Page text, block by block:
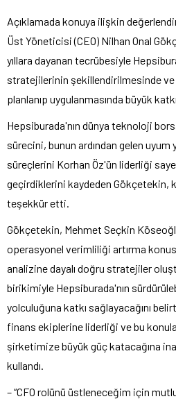
Açıklamada konuya ilişkin
Üst Yöneticisi (CEO) Nilhan Onal
yıllara dayanan tecrübesiyle
stratejilerinin şekillendirilmesinde ve
planlanıp uygulanmasında büyük
Hepsiburada'nın dünya teknoloji
sürecini, bunun ardından gelen
süreçlerini Korhan Öz'ün liderliği
geçirdiklerini kaydeden Gökçetekin,
teşekkür etti.
Gökçetekin, Mehmet Seçkin
operasyonel verimliliği artırma
analizine dayalı doğru stratejiler
birikimiyle Hepsiburada'nın
yolculuğuna katkı sağlayacağını
finans ekiplerine liderliği ve bu
şirketimize büyük güç katacağına
kullandı.
– “CFO rolünü üstleneceğim için